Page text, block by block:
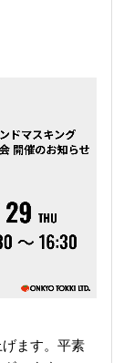
ます。平素